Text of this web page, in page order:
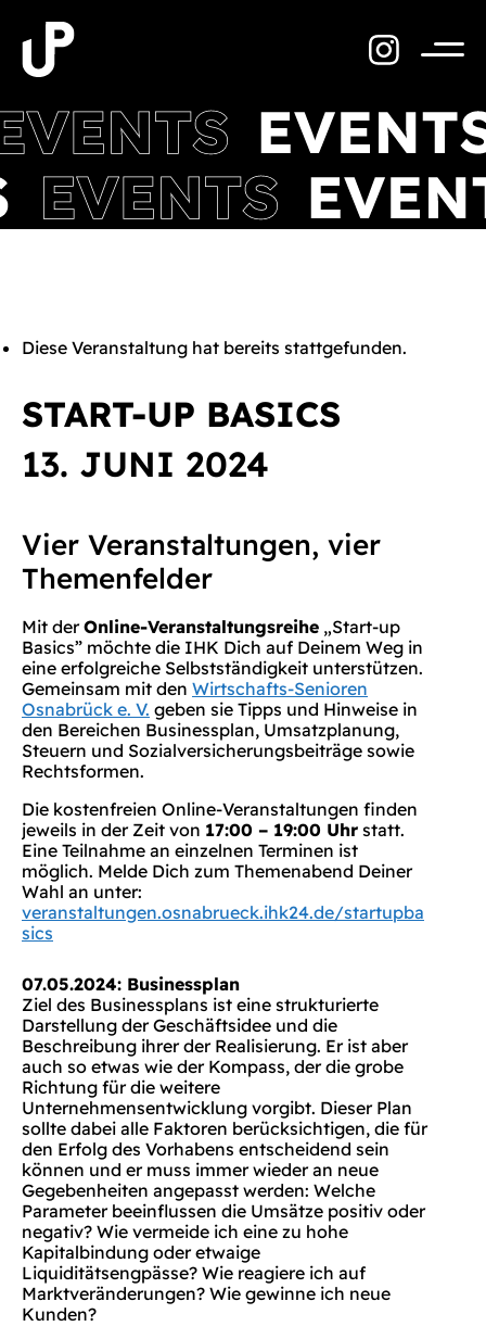
Inhalt
springen
Diese Veranstaltung hat bereits stattgefunden.
START-UP BASICS
13. JUNI 2024
Vier Veranstaltungen, vier
Themenfelder
Mit derOnline-Veranstaltungsreihe „Start-up
Basics” möchte die IHK Dich auf Deinem Weg in
eine erfolgreiche Selbstständigkeit unterstützen.
Gemeinsam mit den Wirtschafts-Senioren
Osnabrück e. V. geben sie Tipps und Hinweise in
den Bereichen Businessplan, Umsatzplanung,
Steuern und Sozialversicherungsbeiträge sowie
Rechtsformen.
Die kostenfreien Online-Veranstaltungen finden
jeweils in der Zeit von 17:00 – 19:00 Uhr statt.
Eine Teilnahme an einzelnen Terminen ist
möglich. Melde Dich zum Themenabend Deiner
Wahl an unter:
veranstaltungen.osnabrueck.ihk24.de/startupba
sics
07.05.2024: Businessplan
Ziel des Businessplans ist eine strukturierte
Darstellung der Geschäftsidee und die
Beschreibung ihrer der Realisierung. Er ist aber
auch so etwas wie der Kompass, der die grobe
Richtung für die weitere
Unternehmensentwicklung vorgibt. Dieser Plan
sollte dabei alle Faktoren berücksichtigen, die für
den Erfolg des Vorhabens entscheidend sein
können und er muss immer wieder an neue
Gegebenheiten angepasst werden: Welche
Parameter beeinflussen die Umsätze positiv oder
negativ? Wie vermeide ich eine zu hohe
Kapitalbindung oder etwaige
Liquiditätsengpässe? Wie reagiere ich auf
Marktveränderungen? Wie gewinne ich neue
Kunden?